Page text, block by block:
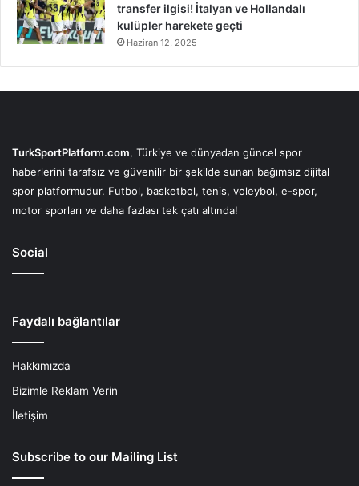
transfer ilgisi! İtalyan ve Hollandalı
kulüpler harekete geçti
Haziran 12, 2025
TurkSportPlatform.com, Türkiye ve dünyadan güncel spor
haberlerini tarafsız ve güvenilir bir şekilde sunan bağımsız dijital
spor platformudur. Futbol, basketbol, tenis, voleybol, e-spor,
motor sporları ve daha fazlası tek çatı altında!
Social
Faydalı bağlantılar
Hakkımızda
Bizimle Reklam Verin
İletişim
Subscribe to our Mailing List